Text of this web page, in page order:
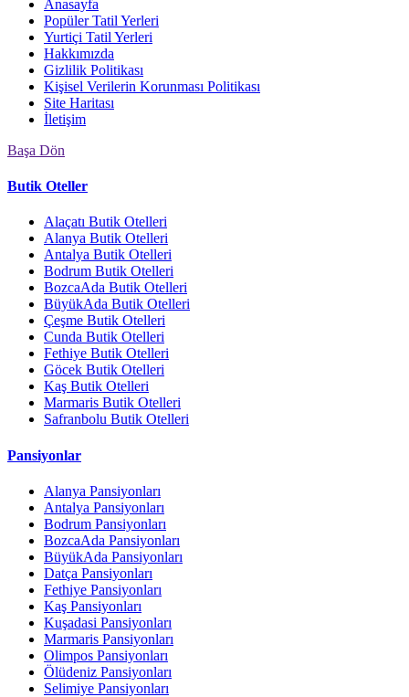
Anasayfa
Popüler Tatil Yerleri
Yurtiçi Tatil Yerleri
Hakkımızda
Gizlilik Politikası
Kişisel Verilerin Korunması Politikası
Site Haritası
İletişim
Başa Dön
Butik Oteller
Alaçatı Butik Otelleri
Alanya Butik Otelleri
Antalya Butik Otelleri
Bodrum Butik Otelleri
BozcaAda Butik Otelleri
BüyükAda Butik Otelleri
Çeşme Butik Otelleri
Cunda Butik Otelleri
Fethiye Butik Otelleri
Göcek Butik Otelleri
Kaş Butik Otelleri
Marmaris Butik Otelleri
Safranbolu Butik Otelleri
Pansiyonlar
Alanya Pansiyonları
Antalya Pansiyonları
Bodrum Pansiyonları
BozcaAda Pansiyonları
BüyükAda Pansiyonları
Datça Pansiyonları
Fethiye Pansiyonları
Kaş Pansiyonları
Kuşadasi Pansiyonları
Marmaris Pansiyonları
Olimpos Pansiyonları
Ölüdeniz Pansiyonları
Selimiye Pansiyonları